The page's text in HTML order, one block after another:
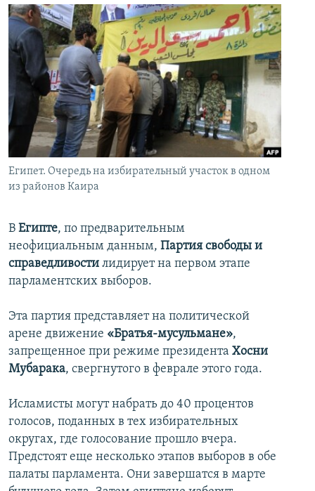
MULTIMEDIA
VIDEO
FOTOQALEREYA
İNFOQRAFIKA
KARIKATURA
RADIO ARXIV
OXU ZALI
AZƏRBAYCAN ƏDƏBIYYATI KITABXANASI
İSLAM VƏ DEMOKRATIYA
İZ - MƏDƏNIYYƏT PROQRAMI
HAQQIMIZDA
MISSIYAMIZ
PEŞƏ ETIKASI VƏ JURNALISTIKA STANDARTLARIMIZ
MATERIALLARIMIZDAN ISTIFADƏ
AZADLIQRADIOSU MOBIL TELEFONUNUZDA
BIZIMLƏ ƏLAQƏ
BIZI IZLƏ
RFE/RL-in bütün saytları
Египет. Очередь на избирательный участок в одном
из районов Каира
В Египте, по предварительным
неофициальным данным, Партия свободы и
справедливости лидирует на первом этапе
парламентских выборов.
Эта партия представляет на политической
арене движение «Братья-мусульмане»,
запрещенное при режиме президента Хосни
Мубарака, свергнутого в феврале этого года.
Исламисты могут набрать до 40 процентов
голосов, поданных в тех избирательных
округах, где голосование прошло вчера.
Предстоят еще несколько этапов выборов в обе
палаты парламента. Они завершатся в марте